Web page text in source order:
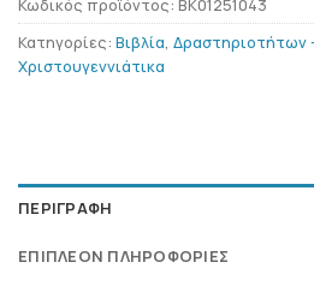
Κωδικός προϊόντος: BK01251043
Κατηγορίες: Βιβλία, Δραστηριοτήτων
Χριστουγεννιάτικα
ΠΕΡΙΓΡΑΦΉ
ΕΠΙΠΛΈΟΝ ΠΛΗΡΟΦΟΡΊΕΣ